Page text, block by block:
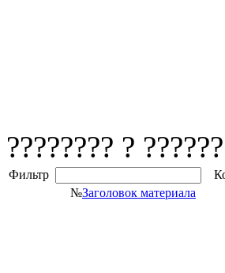
???????? ?
Фильтр
№Заголовок материала